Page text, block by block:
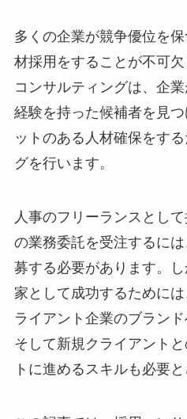
多くの企業が競争優位を
材採用をすることが不可
コンサルティングは、企
経験を持った候補者を見
ットのある人材確保をす
グを行います。
人事のフリーランスとし
の業務委託を受注するに
募する必要があります。
家として成功するために
ライアント企業のブランド
そして新規クライアント
トに進めるスキルも必要と